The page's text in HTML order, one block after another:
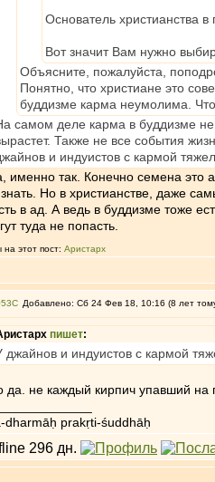
Основатель христианства
Вот значит Вам нужно
Объясните, пожалуйста,
Понятно, что христиане это
буддизме карма неумолима.
самом деле карма в буддизме
Также не все события
и индуистов с кармой
именно так. Конечно семена это
Но в христианстве, даже
в ад. А ведь в буддизме тоже
туда не попасть.
на этот пост: Аристарх
Добавлено: Сб 24 Фев 18, 10:16 (8 лет
пишет:
джайнов и индуистов с кармой
да. не каждый кирпич упавший на
dharmāḥ prakṛti-śuddhāḥ